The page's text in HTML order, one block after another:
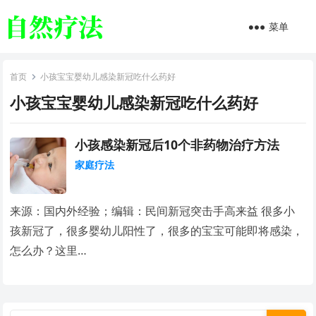
菜单
首页 小孩宝宝婴幼儿感染新冠吃什么药好
小孩宝宝婴幼儿感染新冠吃什么药好
小孩感染新冠后10个非药物治疗方法
家庭疗法
来源：国内外经验；编辑：民间新冠突击手高来益 很多小
孩新冠了，很多婴幼儿阳性了，很多的宝宝可能即将感染，
怎么办？这里…